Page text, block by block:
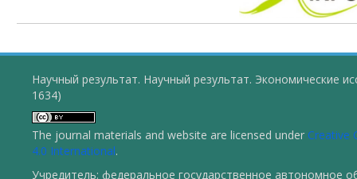
Научный результат. Научный результат. Экономические
1634)
The journal materials and website are licensed under Creative
4.0 International.
Учредитель: федеральное государственное автономное